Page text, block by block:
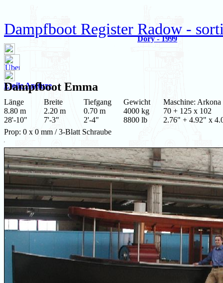
Dampfboot Register Radow -
Dory - 1999
Etoile Arcture
Dampfboot Emma
Länge
8.80 m
28'-10"
Breite
2.20 m
7'-3"
Tiefgang
0.70 m
2'-4"
Gewicht
4000 kg
8800 lb
Maschine: Arkona
70 + 125 x 102
2.76" + 4.92" x
Prop: 0 x 0 mm / 3-Blatt Schraube